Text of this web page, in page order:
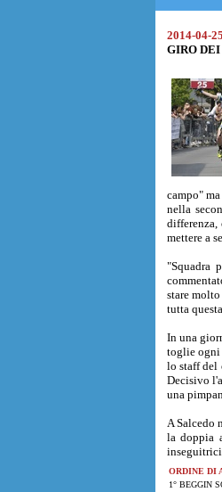
2014-04-
GIRO DEI
campo"
nella
mettere a
"Squadra
stare
tutta
In una
toglie ogni
lo staff del
Decisivo
una
A Salcedo
la doppia
ORDINE DI
1° BEGGIN